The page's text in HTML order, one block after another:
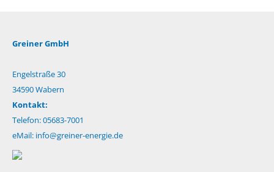
Greiner GmbH
Engelstraße 30
34590 Wabern
Kontakt:
Telefon: 05683-7001
eMail: info@greiner-energie.de